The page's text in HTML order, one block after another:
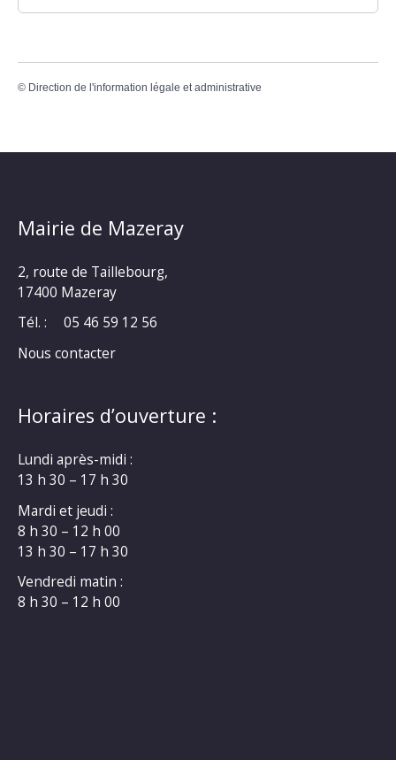
© Direction de l'information légale et administrative
Mairie de Mazeray
2, route de Taillebourg,
17400 Mazeray
Tél. :
05 46 59 12 56
Nous contacter
Horaires d’ouverture :
Lundi après-midi :
13 h 30 – 17 h 30
Mardi et jeudi :
8 h 30 – 12 h 00
13 h 30 – 17 h 30
Vendredi matin :
8 h 30 – 12 h 00